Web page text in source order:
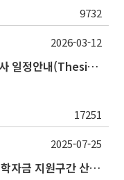
9732
2026학년도 1학기 석 · 박사 논문심사 일정안내(Thesis Defense Schedules)
17251
2026-03-12
[장학금 신청자 필독] 한국장학재단 학자금 지원구간 산정 권고
2025-07-25